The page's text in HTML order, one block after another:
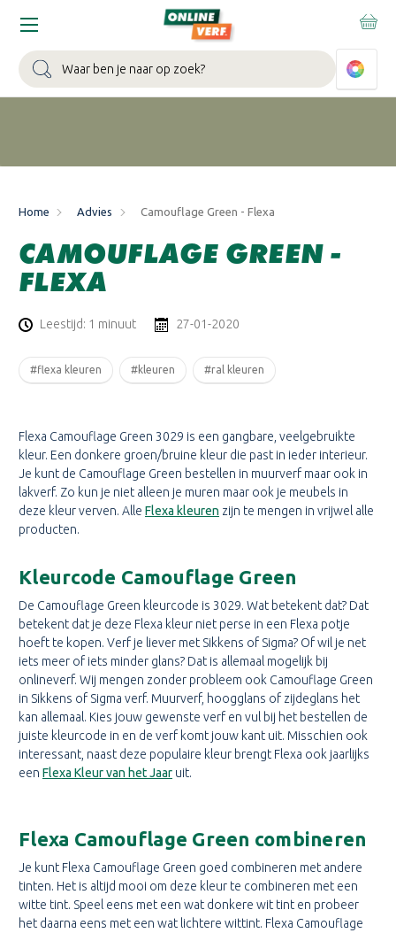
Zoeken
WIN EEN BALLONVAART:Bij besteding vanaf €100,- aan Sikkens
muurverf en/of lak.
Bekijk actie >
Home Advies Camouflage Green - Flexa
CAMOUFLAGE GREEN -
FLEXA
Leestijd: 1 minuut 27-01-2020
#flexa kleuren #kleuren #ral kleuren
Flexa Camouflage Green 3029 is een gangbare, veelgebruikte
kleur. Een donkere groen/bruine kleur die past in ieder interieur.
Je kunt de Camouflage Green bestellen in muurverf maar ook in
lakverf. Zo kun je niet alleen je muren maar ook je meubels in
deze kleur verven. Alle Flexa kleuren zijn te mengen in vrijwel alle
producten.
Kleurcode Camouflage Green
De Camouflage Green kleurcode is 3029. Wat betekent dat? Dat
betekent dat je deze Flexa kleur niet perse in een Flexa potje
hoeft te kopen. Verf je liever met Sikkens of Sigma? Of wil je net
iets meer of iets minder glans? Dat is allemaal mogelijk bij
onlineverf. Wij mengen zonder probleem ook Camouflage Green
in Sikkens of Sigma verf. Muurverf, hoogglans of zijdeglans het
kan allemaal. Kies jouw gewenste verf en vul bij het bestellen de
juiste kleurcode in en de verf komt jouw kant uit. Misschien ook
interessant, naast deze populaire kleur brengt Flexa ook jaarlijks
een Flexa Kleur van het Jaar uit.
Flexa Camouflage Green combineren
Je kunt Flexa Camouflage Green goed combineren met andere
tinten. Het is altijd mooi om deze kleur te combineren met een
witte tint. Speel eens met een wat donkere wit tint en probeer
het daarna eens met een wat lichtere wittint. Flexa Camouflage